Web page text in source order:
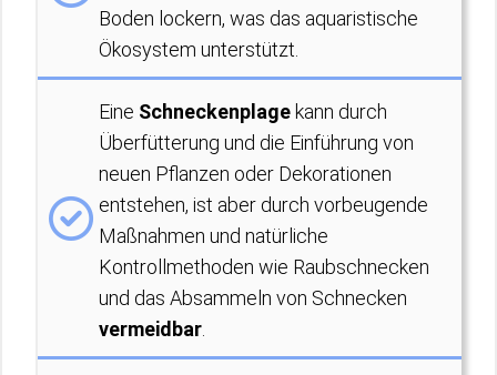
Boden lockern, was das aquaristische
Ökosystem unterstützt.
Eine Schneckenplage kann durch
Überfütterung und die Einführung von
neuen Pflanzen oder Dekorationen
entstehen, ist aber durch vorbeugende
Maßnahmen und natürliche
Kontrollmethoden wie Raubschnecken
und das Absammeln von Schnecken
vermeidbar